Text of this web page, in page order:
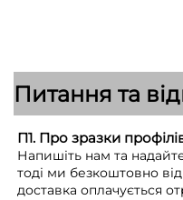
Питання та
П1. Про зразки
Напишіть нам та
тоді ми безкоштовно
доставка оплачується